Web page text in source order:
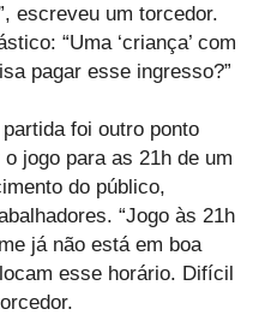
escreveu um torcedor.
“Uma ‘criança’ com
pagar esse ingresso?”
foi outro ponto
jogo para as 21h de um
do público,
“Jogo às 21h
já não está em boa
esse horário. Difícil